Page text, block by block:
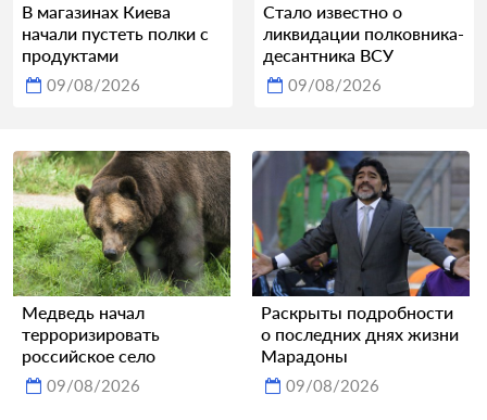
В магазинах Киева
начали пустеть полки с
продуктами
09/08/2026
Стало известно о
ликвидации полковника-
десантника ВСУ
09/08/2026
Медведь начал
терроризировать
российское село
09/08/2026
Раскрыты подробности
о последних днях жизни
Марадоны
09/08/2026